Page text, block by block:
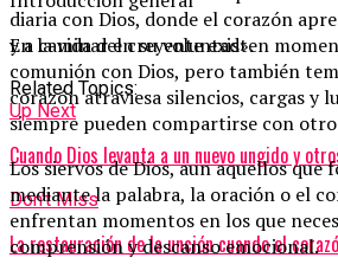
diaria con Dios, donde el corazón
y a caminar en su voluntad».
Related Topics:
Up Next
Cuando Dios levanta a un nuevo ungido y
Don't Miss
La restauración de la unción cuando el
En la vida del creyente existen
comunión con Dios, pero también
corazón atraviesa silencios, cargas y
siempre pueden compartirse con
Los siervos de Dios, aun aquellos
mediante la palabra, la oración o el
enfrentan momentos en los que
comprensión y descanso emocional.